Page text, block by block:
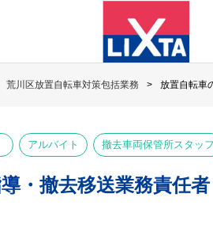
荒川区放置自転車対策包括業務 放置自転車
アルバイト 撤去車両保管所スタッフ
・撤去移送業務責任者